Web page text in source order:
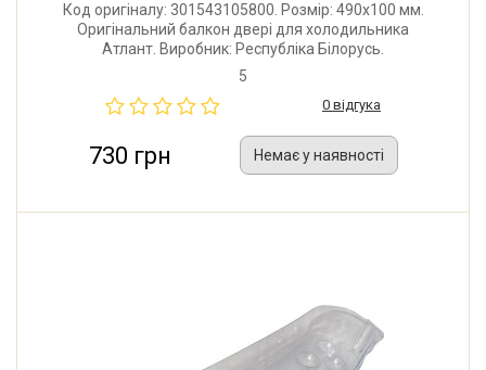
Код оригіналу: 301543105800. Розмір: 490x100 мм.
Оригінальний балкон двері для холодильника
Атлант. Виробник: Республіка Білорусь.
5
0 відгука
730 грн Немає у наявності